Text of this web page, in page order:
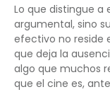
Lo que distingue a
argumental, sino
efectivo no reside
que deja la
algo que muchos
que el cine es,